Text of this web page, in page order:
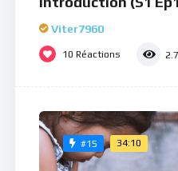
Viter7960
10 Réactions
#15 34:10